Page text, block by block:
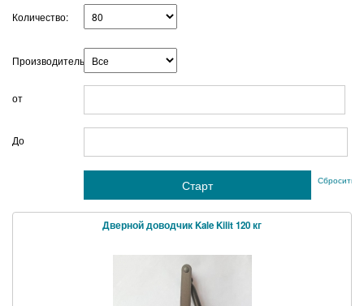
Количество:
Производитель:
от
До
Сбросить
Дверной доводчик Kale Kilit 120 кг